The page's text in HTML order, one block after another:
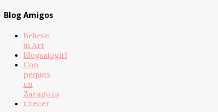
Blog Amigos
Believe
in Art
Blogssipgirl
Con
peques
en
Zaragoza
Crecer